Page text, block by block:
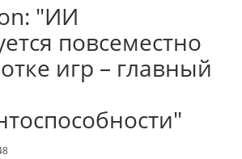
"ИИ
повсеместно
игр – главный